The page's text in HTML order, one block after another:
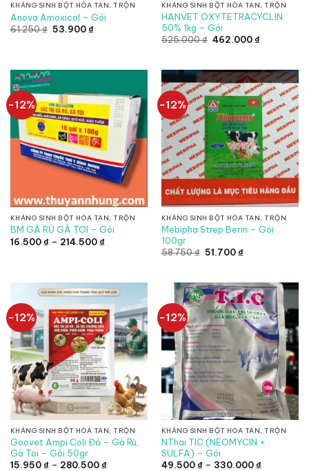
KHÁNG SINH BỘT HÒA TAN, TRỘN
Anova Amoxicol – Gói
61.250₫ Giá
53.900₫Giá
KHÁNG SINH BỘT HÒA TAN, TRỘN
HANVET OXYTETRACYCLIN
50% 1kg – Gói
525.000₫ Giá
462.000₫Giá
462.000 ₫.
-12%
KHÁNG SINH BỘT HÒA TAN, TRỘN
BM GÀ RÙ GÀ TOI – Gói
16.500₫ – 214.500₫Khoảng
214.500 ₫
-12%
KHÁNG SINH BỘT HÒA TAN, TRỘN
Mebipha Strep Berin – Gói
100gr
58.750₫ Giá
51.700₫Giá
51.700 ₫.
-12%
KHÁNG SINH BỘT HÒA TAN, TRỘN
Goovet Ampi Coli Đỏ – Gà Rù,
Gà Toi – Gói 50gr
15.950₫ – 280.500₫Khoảng
-12%
KHÁNG SINH BỘT HÒA TAN, TRỘN
NThai TIC (NEOMYCIN +
SULFA) – Gói
49.500₫ – 330.000₫Khoảng